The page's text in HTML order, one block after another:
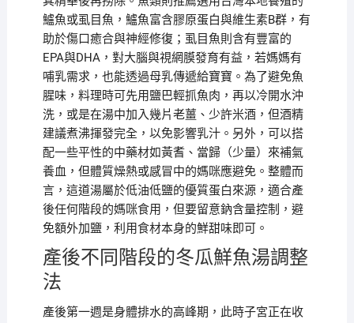
鱸魚或虱目魚，鱸魚富含膠原蛋白與維生素B群，有
助於傷口癒合與神經修復；虱目魚則含有豐富的
EPA與DHA，對大腦與視網膜發育有益，若媽媽有
哺乳需求，也能透過母乳傳遞給寶寶。為了避免魚
腥味，料理時可先用鹽巴輕抓魚肉，再以冷開水沖
洗，或是在湯中加入幾片老薑、少許米酒，但酒精
建議煮沸揮發完全，以免影響乳汁。另外，可以搭
配一些平性的中藥材如黃耆、當歸（少量）來補氣
養血，但體質燥熱或感冒中的媽咪應避免。整體而
言，這道湯屬於低油低鹽的優質蛋白來源，適合產
後任何階段的媽咪食用，但要留意鈉含量控制，避
免額外加鹽，利用食材本身的鮮甜味即可。
產後不同階段的冬瓜鮮魚湯調整
法
產後第一週是身體排水的高峰期，此時子宮正在收